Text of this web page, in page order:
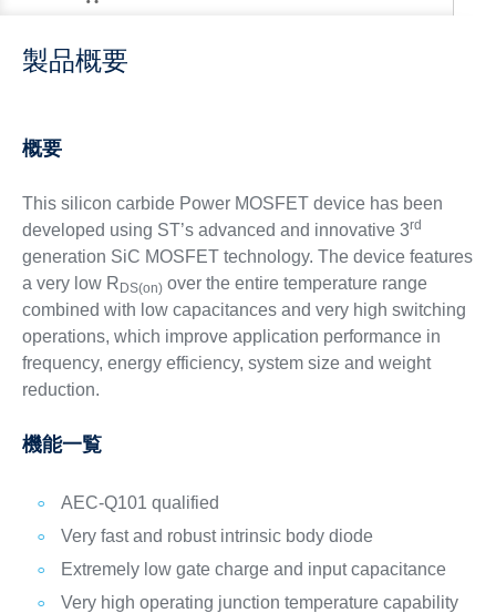
製品概要
概要
This silicon carbide Power MOSFET device has been
developed using ST’s advanced and innovative 3rd
generation SiC MOSFET technology. The device features
a very low R DS(on)over the entire temperature range
combined with low capacitances and very high switching
operations, which improve application performance in
frequency, energy efficiency, system size and weight
reduction.
機能一覧
AEC-Q101 qualified
Very fast and robust intrinsic body diode
Extremely low gate charge and input capacitance
Very high operating junction temperature capability